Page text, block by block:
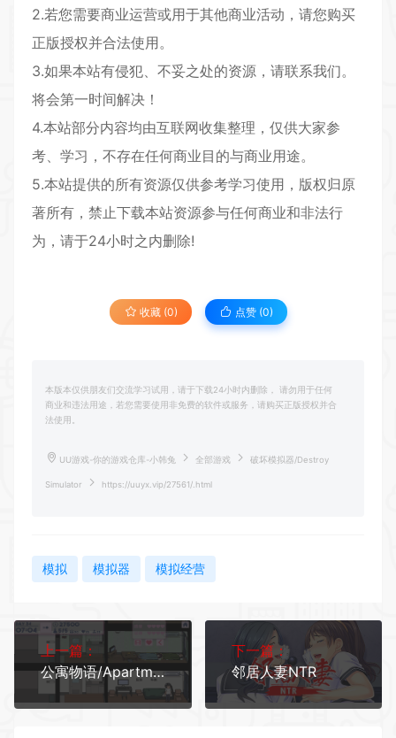
2.若您需要商业运营或用于其他商业活动，请您购买
正版授权并合法使用。
3.如果本站有侵犯、不妥之处的资源，请联系我们。
将会第一时间解决！
4.本站部分内容均由互联网收集整理，仅供大家参
考、学习，不存在任何商业目的与商业用途。
5.本站提供的所有资源仅供参考学习使用，版权归原
著所有，禁止下载本站资源参与任何商业和非法行
为，请于24小时之内删除!
收藏 (0) 点赞 (0)
本版本仅供朋友们交流学习试用，请于下载24小时内删除， 请勿用于任何
商业和违法用途，若您需要使用非免费的软件或服务，请购买正版授权并合
法使用。
UU游戏-你的游戏仓库-小韩兔 全部游戏 破坏模拟器/Destroy
Simulator https://uuyx.vip/27561/.html
模拟 模拟器 模拟经营
上一篇：
公寓物语/ApartmentStory
下一篇：
邻居人妻NTR